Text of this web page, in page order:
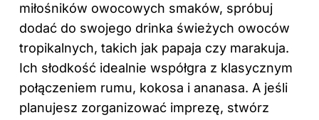
miłośników owocowych smaków, spróbuj
dodać do swojego drinka świeżych owoców
tropikalnych, takich jak papaja czy marakuja.
Ich słodkość idealnie współgra z klasycznym
połączeniem rumu, kokosa i ananasa. A jeśli
planujesz zorganizować imprezę, stwórz